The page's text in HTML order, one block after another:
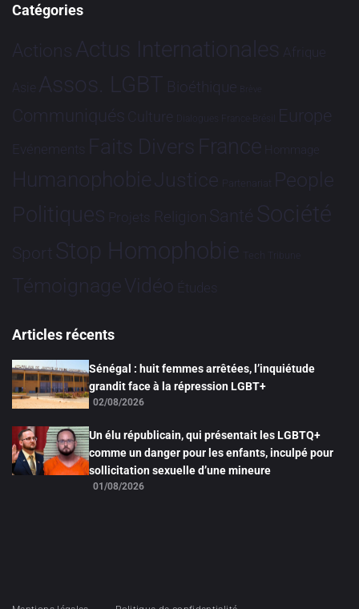
Catégories
Actions Actus Internationales Afrique
Asie Assos. LGBT Bioéthique Brève
Communiqués Culture Dialogues France-Brésil Europe
Evénements Faits Divers France Hommage
HumanophobieJustice Partenariat People
Politiques Projets Religion Santé Société
Sport Stop Homophobie Tech Tribune
TémoignageVidéo Études
Articles récents
Sénégal : huit femmes arrêtées, l’inquiétude
grandit face à la répression LGBT+
02/08/2026
Un élu républicain, qui présentait les LGBTQ+
comme un danger pour les enfants, inculpé pour
sollicitation sexuelle d’une mineure
01/08/2026